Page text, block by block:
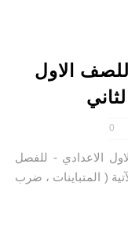
للصف الاول
0
الاعدادي - للفصل
( المتباينات ، ضرب